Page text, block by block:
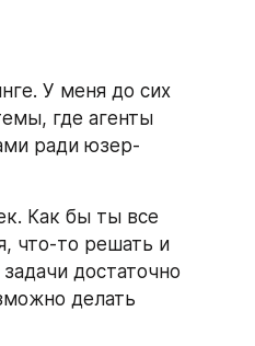
У меня до сих
где агенты
ради юзер-
Как бы ты все
что-то решать и
достаточно
делать